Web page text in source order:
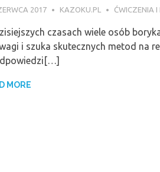
2017 KAZOKU.PL ĆWICZENIA I
czasach wiele osób
i szuka skutecznych metod na
MORE